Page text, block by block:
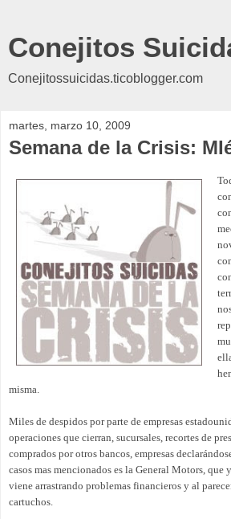
Conejitos
Conejitossuicidas.ticoblogger.com
martes, marzo 10, 2009
Semana de la Crisis:
misma.
Miles de despidos por parte de empresas
operaciones que cierran, sucursales, recortes de
comprados por otros bancos, empresas
casos mas mencionados es la General Motors, que
viene arrastrando problemas financieros y al
cartuchos.